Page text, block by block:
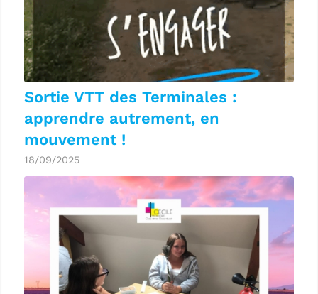
Sortie VTT des Terminales :
apprendre autrement, en
mouvement !
18/09/2025